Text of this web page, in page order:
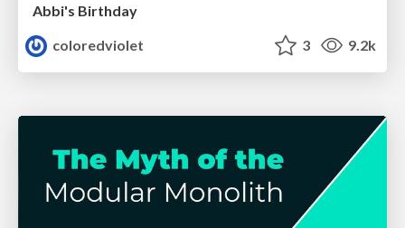
Abbi's Birthday
coloredviolet
3 9.2k